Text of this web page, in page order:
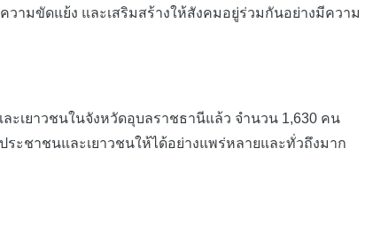
ามขัดแย้ง และเสริมสร้างให้สังคมอยู่ร่วมกันอย่างมีความ
เยาวชนในจังหวัดอุบลราชธานีแล้ว จำนวน 1,630 คน
ะชาชนและเยาวชนให้ได้อย่างแพร่หลายและทั่วถึงมาก